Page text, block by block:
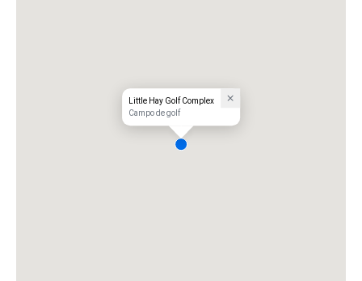
Little Hay Golf Complex
Campo de golf